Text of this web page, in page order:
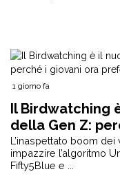
1 giorno fa
Il Birdwatching
della Gen Z:
preferiscono i
L’inaspettato boom
impazzire l’algoritmo
Fifty5Blue e ...